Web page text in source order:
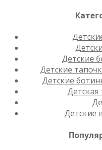
Детские
Детские
Детские
Детская
Детские